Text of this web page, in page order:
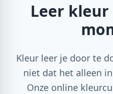
Leer kleur
Kleur leer je door te
niet dat het alleen
Onze online